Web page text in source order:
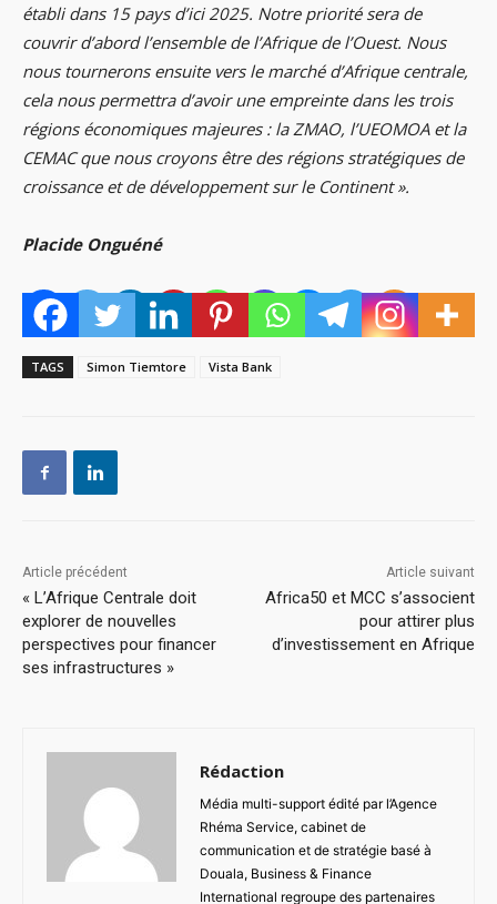
établi dans 15 pays d’ici 2025. Notre priorité sera de
couvrir d’abord l’ensemble de l’Afrique de l’Ouest. Nous
nous tournerons ensuite vers le marché d’Afrique centrale,
cela nous permettra d’avoir une empreinte dans les trois
régions économiques majeures : la ZMAO, l’UEOMOA et la
CEMAC que nous croyons être des régions stratégiques de
croissance et de développement sur le Continent ».
Placide Onguéné
TAGS Simon Tiemtore Vista Bank
Article précédent
« L’Afrique Centrale doit
explorer de nouvelles
perspectives pour financer
ses infrastructures »
Article suivant
Africa50 et MCC s’associent
pour attirer plus
d’investissement en Afrique
Rédaction
Média multi-support édité par l’Agence
Rhéma Service, cabinet de
communication et de stratégie basé à
Douala, Business & Finance
International regroupe des partenaires